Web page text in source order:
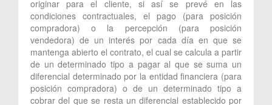
originar para el cliente, si así se prevé en las
condiciones contractuales, el pago (para posición
compradora) o la percepción (para posición
vendedora) de un interés por cada día en que se
mantenga abierto el contrato, el cual se calcula a partir
de un determinado tipo a pagar al que se suma un
diferencial determinado por la entidad financiera (para
posición compradora) o de un determinado tipo a
cobrar del que se resta un diferencial establecido por